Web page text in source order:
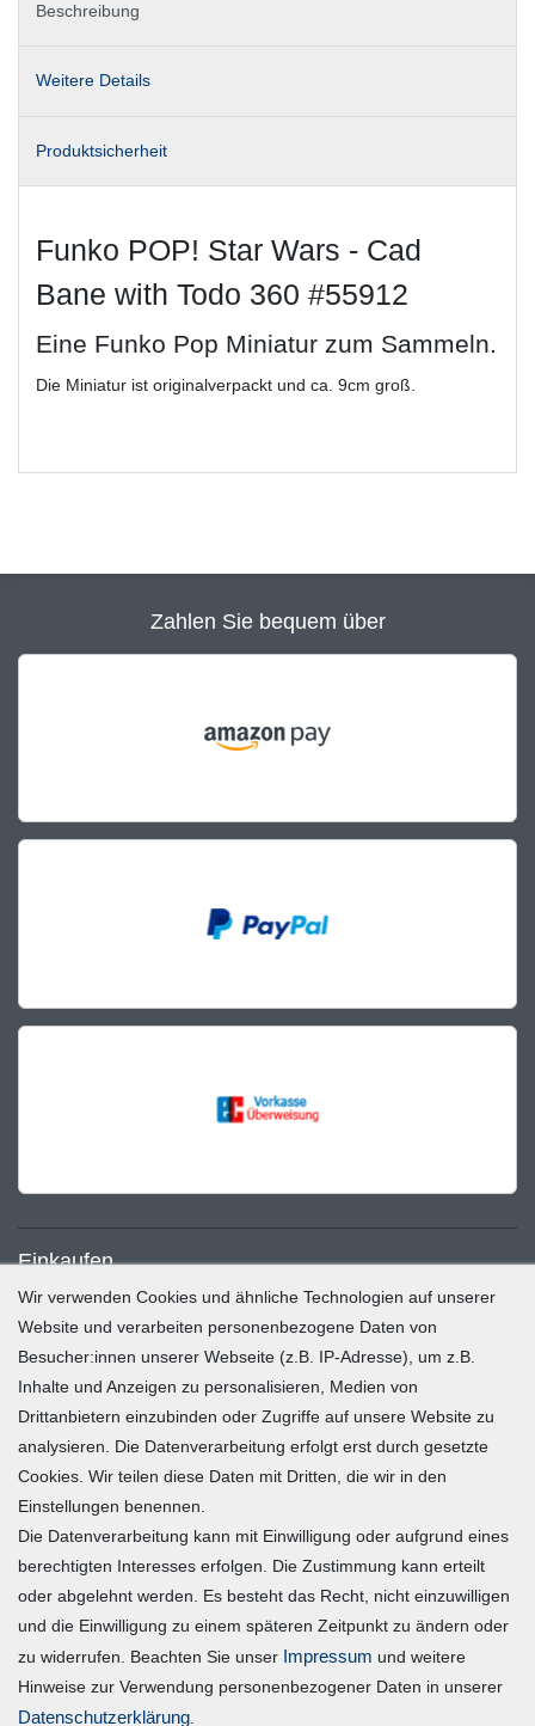
Beschreibung
Weitere Details
Produktsicherheit
Funko POP! Star Wars - Cad
Bane with Todo 360 #55912
Eine Funko Pop Miniatur zum Sammeln.
Die Miniatur ist originalverpackt und ca. 9cm groß.
Zahlen Sie bequem über
Einkaufen
Zahlung und Versand
Widerrufsrecht
Warenkorb
Zur Kasse
Mein Konto
Registrieren
Login
Vertrag widerrufen
Unternehmen
Wir verwenden Cookies und ähnliche Technologien auf unserer
Website und verarbeiten personenbezogene Daten von
Besucher:innen unserer Webseite (z.B. IP-Adresse), um z.B.
Inhalte und Anzeigen zu personalisieren, Medien von
Drittanbietern einzubinden oder Zugriffe auf unsere Website zu
analysieren. Die Datenverarbeitung erfolgt erst durch gesetzte
Cookies. Wir teilen diese Daten mit Dritten, die wir in den
Einstellungen benennen.
Die Datenverarbeitung kann mit Einwilligung oder aufgrund eines
berechtigten Interesses erfolgen. Die Zustimmung kann erteilt
oder abgelehnt werden. Es besteht das Recht, nicht einzuwilligen
und die Einwilligung zu einem späteren Zeitpunkt zu ändern oder
zu widerrufen. Beachten Sie unser Impressum und weitere
Hinweise zur Verwendung personenbezogener Daten in unserer
Daten­schutz­erklärung